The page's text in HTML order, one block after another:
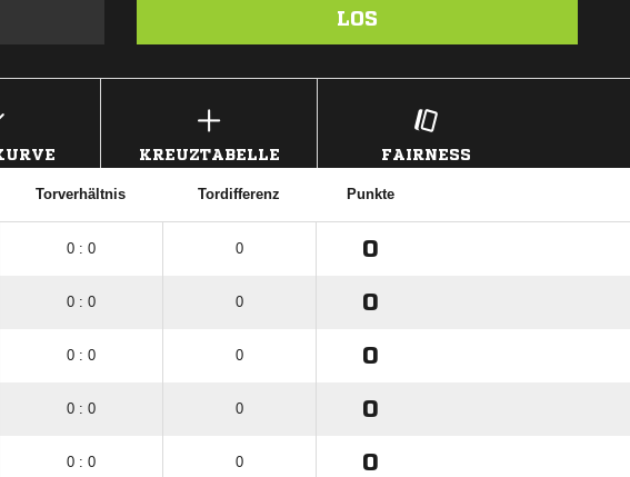
LOS
KREUZTABELLE FAIRNESS
Torverhältnis Tordifferenz Punkte
0 : 0 0 0
0 : 0 0 0
0 : 0 0 0
0 : 0 0 0
0 : 0 0 0